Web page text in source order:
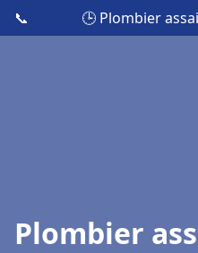
📞 🕒 Plombier
Plombier